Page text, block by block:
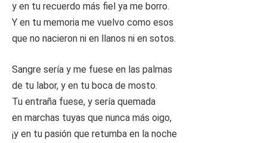
y en tu recuerdo más fiel ya me borro.
Y en tu memoria me vuelvo como esos
que no nacieron ni en llanos ni en sotos.
Sangre sería y me fuese en las palmas
de tu labor, y en tu boca de mosto.
Tu entraña fuese, y sería quemada
en marchas tuyas que nunca más oigo,
¡y en tu pasión que retumba en la noche